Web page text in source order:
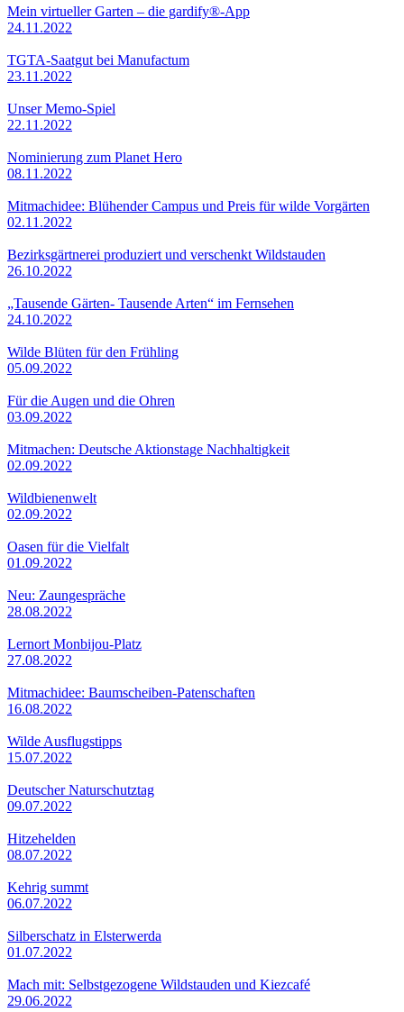
Mein virtueller Garten – die gardify®-App
24.11.2022
TGTA-Saatgut bei Manufactum
23.11.2022
Unser Memo-Spiel
22.11.2022
Nominierung zum Planet Hero
08.11.2022
Mitmachidee: Blühender Campus und Preis für wilde Vorgärten
02.11.2022
Bezirksgärtnerei produziert und verschenkt Wildstauden
26.10.2022
„Tausende Gärten- Tausende Arten“ im Fernsehen
24.10.2022
Wilde Blüten für den Frühling
05.09.2022
Für die Augen und die Ohren
03.09.2022
Mitmachen: Deutsche Aktionstage Nachhaltigkeit
02.09.2022
Wildbienenwelt
02.09.2022
Oasen für die Vielfalt
01.09.2022
Neu: Zaungespräche
28.08.2022
Lernort Monbijou-Platz
27.08.2022
Mitmachidee: Baumscheiben-Patenschaften
16.08.2022
Wilde Ausflugstipps
15.07.2022
Deutscher Naturschutztag
09.07.2022
Hitzehelden
08.07.2022
Kehrig summt
06.07.2022
Silberschatz in Elsterwerda
01.07.2022
Mach mit: Selbstgezogene Wildstauden und Kiezcafé
29.06.2022